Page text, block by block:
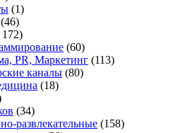
(1)
(46)
172)
(60)
PR, Маркетинг (113)
каналы (80)
(18)
(34)
развлекательные (158)